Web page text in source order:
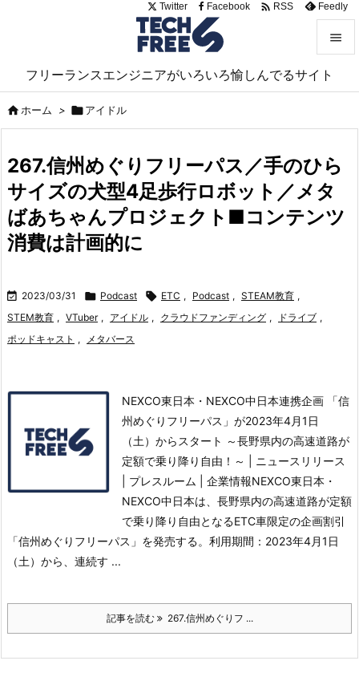
フリーランスエンジニアがいろいろ愉しんでるサイト


サイド

前へ

次へ
Twitter Facebook  RSS Feedly
ホーム > アイドル
267.信州めぐりフリーパス／手のひら
サイズの犬型4足歩行ロボット／メタ
ばあちゃんプロジェクト■コンテンツ
消費は計画的に
 2023/03/31  Podcast  ETC , Podcast , STEAM教育 ,
STEM教育 , VTuber , アイドル , クラウドファンディング , ドライブ ,
ポッドキャスト , メタバース
NEXCO東日本・NEXCO中日本連携企画 「信
州めぐりフリーパス」が2023年4月1日
（土）からスタート ～長野県内の高速道路が
定額で乗り降り自由！～ | ニュースリリース
| プレスルーム | 企業情報NEXCO東日本・
NEXCO中日本は、長野県内の高速道路が定額
で乗り降り自由となるETC車限定の企画割引
「信州めぐりフリーパス」を発売する。 利用期間：2023年4月1日
（土）から、連続す ...
記事を読む 267.信州めぐりフ ...